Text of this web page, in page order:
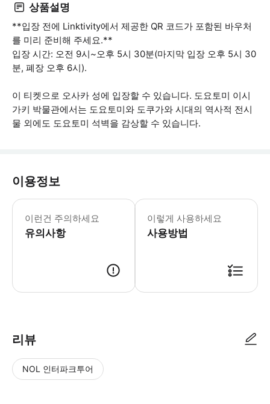
상품설명
**입장 전에 Linktivity에서 제공한 QR 코드가 포함된 바우처
를 미리 준비해 주세요.**
입장 시간: 오전 9시~오후 5시 30분(마지막 입장 오후 5시 30
분, 폐장 오후 6시).
이 티켓으로 오사카 성에 입장할 수 있습니다. 도요토미 이시
가키 박물관에서는 도요토미와 도쿠가와 시대의 역사적 전시
물 외에도 도요토미 석벽을 감상할 수 있습니다.
이용정보
이런건 주의하세요
유의사항
모든 방문객은 5층까지 엘리베이터를
이렇게 사용하세요
사용방법
리뷰
NOL 인터파크투어